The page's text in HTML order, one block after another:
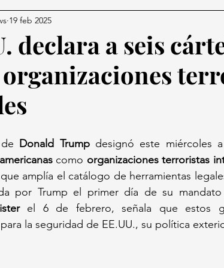
declara a seis
19 feb 2025
Donald Trump designó este miércoles
como organizaciones terroristas
amplía el catálogo de herramientas
el 6 de febrero, señala que estos
la seguridad de EE.UU., su política